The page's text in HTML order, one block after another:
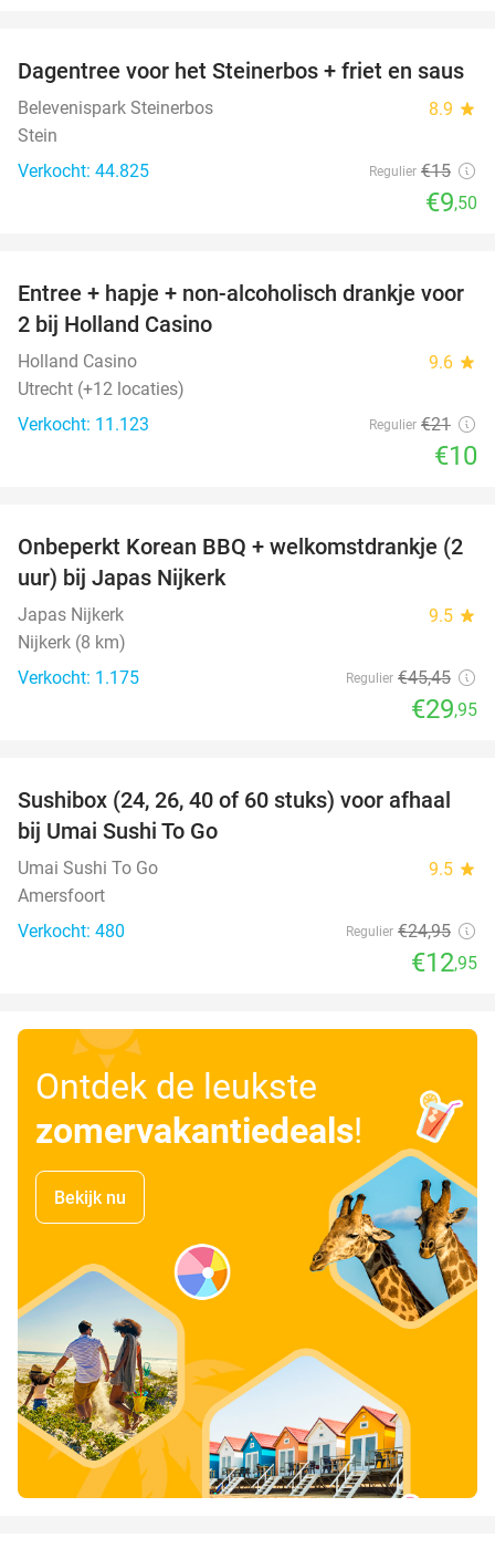
37%
Dagentree voor het Steinerbos + friet en saus
Belevenispark Steinerbos 8.9 star
Stein
Verkocht: 44.825
Regulier €15
€9,50
52%
Entree + hapje + non-alcoholisch drankje voor
2 bij Holland Casino
Holland Casino 9.6 star
Utrecht (+12 locaties)
Verkocht: 11.123
Regulier €21
€10
34%
Onbeperkt Korean BBQ + welkomstdrankje (2
uur) bij Japas Nijkerk
Japas Nijkerk 9.5 star
Nijkerk (8 km)
Verkocht: 1.175
Regulier €45,45
€29,95
48%
Sushibox (24, 26, 40 of 60 stuks) voor afhaal
bij Umai Sushi To Go
Umai Sushi To Go 9.5 star
Amersfoort
Verkocht: 480
Regulier €24,95
€12,95
Ontdek de leukste
zomervakantiedeals!
Bekijk nu